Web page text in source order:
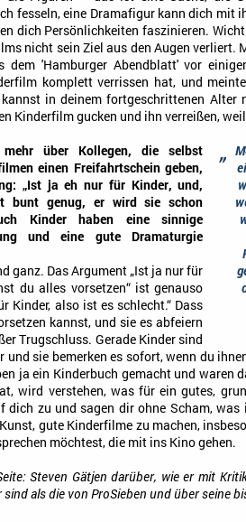
fesseln, eine Dramafigur kann dich mit
dich Persönlichkeiten faszinieren.
nicht sein Ziel aus den Augen verliert.
dem 'Hamburger Abendblatt' vor
komplett verrissen hat, und
kannst in deinem fortgeschrittenen
Kinderfilm gucken und ihn verreißen,
„
über Kollegen, die selbst
einen Freifahrtschein geben,
„Ist ja eh nur für Kinder, und,
bunt genug, er wird sie schon
Kinder haben eine sinnige
und eine gute Dramaturgie
ganz. Das Argument „Ist ja nur für
du alles vorsetzen“ ist genauso
Kinder, also ist es schlecht.“ Dass
kannst, und sie es abfeiern
Trugschluss. Gerade Kinder sind
und sie bemerken es sofort, wenn du
ja ein Kinderbuch gemacht und waren
wird verstehen, was für ein gutes,
dich zu und sagen dir ohne Scham,
gute Kinderfilme zu machen,
möchtest, die mit ins Kino gehen.
Steven Gätjen darüber, wie er mit
als die von ProSieben und über seine